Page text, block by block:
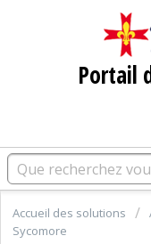
Accueil des solutions
Sycomore